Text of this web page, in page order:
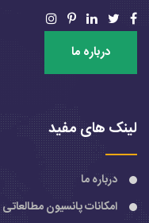
درباره ما
لینک های مفید
درباره ما
امکانات پانسیون مطالعاتی